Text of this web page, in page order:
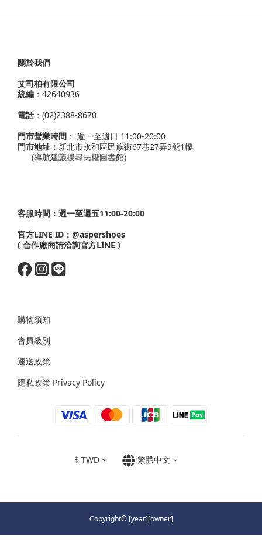
關於我們
艾司柏有限公司
統編 ：42640936
電話：(02)2388-8670
門市營業時間 ： 週一至週日 11:00-20:00
門市地址： 新北市永和區民族街67巷27弄9號1樓
(導航建議搜尋民權圖書館)
客服時間：週一至週五11:00-20:00
官方LINE ID： @aspershoes
( 合作廠商請洽詢官方LINE )
購物須知
會員級別
運送政策
隱私政策 Privacy Policy
$ TWD 繁體中文
Copyright© [year][owner]